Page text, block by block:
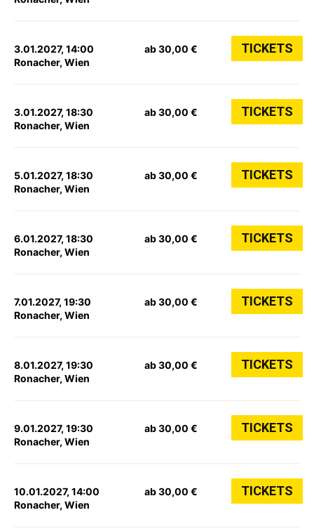
3.01.2027, 14:00
Ronacher, Wien
ab 30,00 € TICKETS
3.01.2027, 18:30
Ronacher, Wien
ab 30,00 € TICKETS
5.01.2027, 18:30
Ronacher, Wien
ab 30,00 € TICKETS
6.01.2027, 18:30
Ronacher, Wien
ab 30,00 € TICKETS
7.01.2027, 19:30
Ronacher, Wien
ab 30,00 € TICKETS
8.01.2027, 19:30
Ronacher, Wien
ab 30,00 € TICKETS
9.01.2027, 19:30
Ronacher, Wien
ab 30,00 € TICKETS
10.01.2027, 14:00
Ronacher, Wien
ab 30,00 € TICKETS